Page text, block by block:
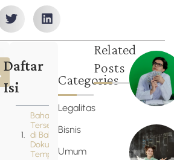
Daftar
Isi
Bahaya
Tersembunyi
di Balik
Dokumen
Template
Categories
Legalitas
Bisnis
Umum
Related
Posts